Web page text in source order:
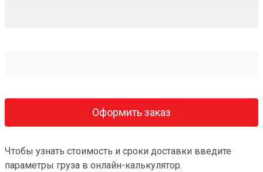
Оформить заказ
Чтобы узнать стоимость и сроки доставки введите
параметры груза в онлайн-калькулятор.